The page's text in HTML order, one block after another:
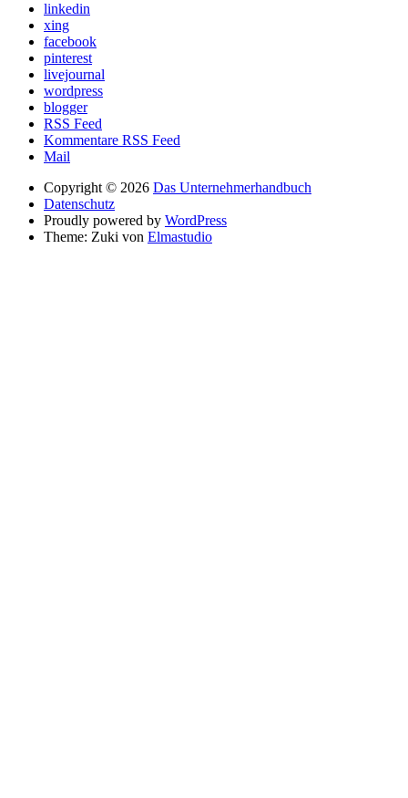
linkedin
xing
facebook
pinterest
livejournal
wordpress
blogger
RSS Feed
Kommentare RSS Feed
Mail
Copyright © 2026 Das Unternehmerhandbuch
Datenschutz
Proudly powered by WordPress
Theme: Zuki von Elmastudio